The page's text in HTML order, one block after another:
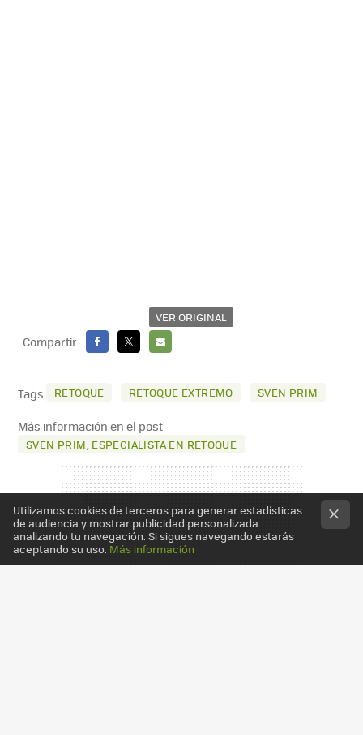
VER ORIGINAL
Compartir
FACEBOOK
X
E-
MAIL
Tags RETOQUE RETOQUE EXTREMO SVEN PRIM
Más información en el post
SVEN PRIM, ESPECIALISTA EN RETOQUE
Utilizamos cookies de terceros para generar estadísticas
de audiencia y mostrar publicidad personalizada
analizando tu navegación. Si sigues navegando estarás
aceptando su uso. Más información